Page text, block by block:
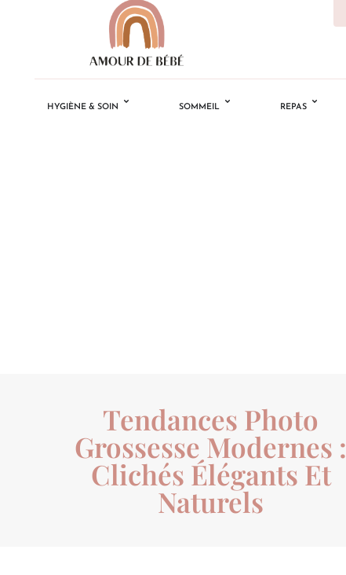
HYGIÈNE & SOIN SOMMEIL REPAS
Tendances Photo
Grossesse Modernes :
Clichés Élégants Et
Naturels